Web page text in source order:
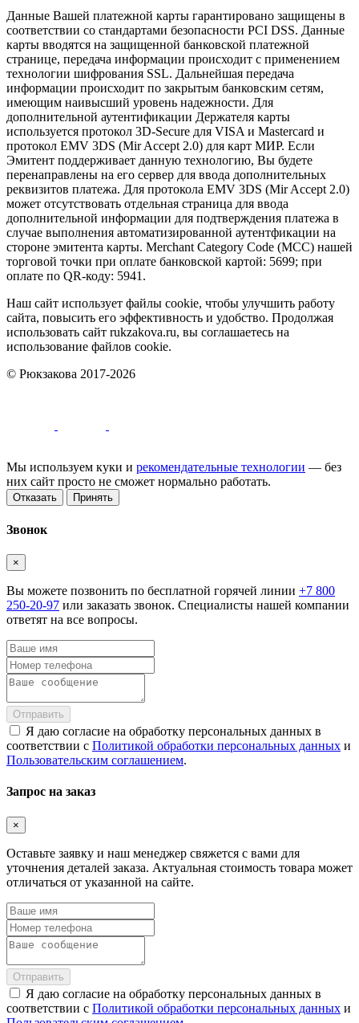
Данные Вашей платежной карты гарантировано защищены в
соответствии со стандартами безопасности PCI DSS. Данные
карты вводятся на защищенной банковской платежной
странице, передача информации происходит с применением
технологии шифрования SSL. Дальнейшая передача
информации происходит по закрытым банковским сетям,
имеющим наивысший уровень надежности. Для
дополнительной аутентификации Держателя карты
используется протокол 3D-Secure для VISA и Mastercard и
протокол EMV 3DS (Mir Accept 2.0) для карт МИР. Если
Эмитент поддерживает данную технологию, Вы будете
перенаправлены на его сервер для ввода дополнительных
реквизитов платежа. Для протокола EMV 3DS (Mir Accept 2.0)
может отсутствовать отдельная страница для ввода
дополнительной информации для подтверждения платежа в
случае выполнения автоматизированной аутентфикации на
стороне эмитента карты. Merchant Category Code (MCC) нашей
торговой точки при оплате банковской картой: 5699; при
оплате по QR-коду: 5941.
Наш сайт использует файлы cookie, чтобы улучшить работу
сайта, повысить его эффективность и удобство. Продолжая
использовать сайт rukzakova.ru, вы соглашаетесь на
использование файлов cookie.
© Рюкзакова 2017-2026
Мы используем куки и рекомендательные технологии — без
них сайт просто не сможет нормально работать.
Отказать Принять
Звонок
×
Вы можете позвонить по бесплатной горячей линии +7 800
250-20-97 или заказать звонок. Специалисты нашей компании
ответят на все вопросы.
Отправить
Я даю согласие на обработку персональных данных в
соответствии с Политикой обработки персональных данных и
Пользовательским соглашением.
Запрос на заказ
×
Оставьте заявку и наш менеджер свяжется с вами для
уточнения деталей заказа. Актуальная стоимость товара может
отличаться от указанной на сайте.
Отправить
Я даю согласие на обработку персональных данных в
соответствии с Политикой обработки персональных данных и